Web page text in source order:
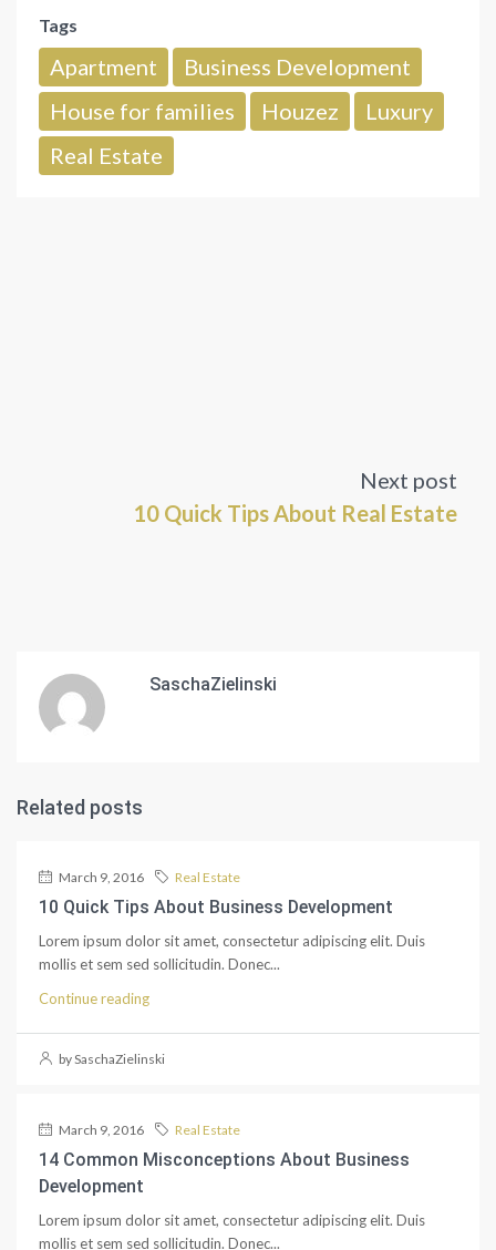
Tags
Apartment
Business Development
House for families
Houzez
Luxury
Real Estate
Next post
10 Quick Tips About Real Estate
SaschaZielinski
Related posts
March 9, 2016 Real Estate
10 Quick Tips About Business Development
Lorem ipsum dolor sit amet, consectetur adipiscing elit. Duis
mollis et sem sed sollicitudin. Donec...
Continue reading
by SaschaZielinski
March 9, 2016 Real Estate
14 Common Misconceptions About Business
Development
Lorem ipsum dolor sit amet, consectetur adipiscing elit. Duis
mollis et sem sed sollicitudin. Donec...